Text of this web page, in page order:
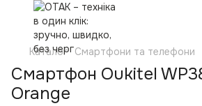
Каталог Смартфони та телефони
Смартфон Oukitel
Orange